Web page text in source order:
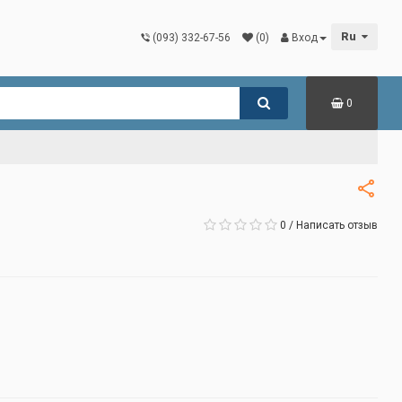
(093) 332-67-56 (0) Вход Ru
0
0 / Написать отзыв